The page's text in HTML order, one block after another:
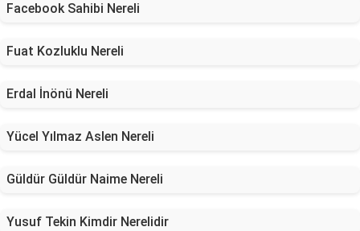
Facebook Sahibi Nereli
Fuat Kozluklu Nereli
Erdal İnönü Nereli
Yücel Yılmaz Aslen Nereli
Güldür Güldür Naime Nereli
Yusuf Tekin Kimdir Nerelidir